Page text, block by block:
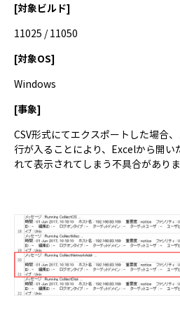
[対象ビルド]
11025 / 11050
[対象OS]
Windows
[事象]
CSV形式にてエクスポートした場合
行が入ることにより、Excelから開い
れて表示されてしまう不具合がありま